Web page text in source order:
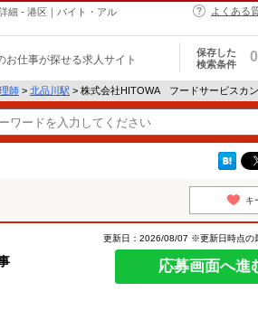
細 - 港区｜バイト・アル
よくある
お仕事が探せる求人サイト
保存した
検索条件
0
師 > 北品川駅 > 株式会社HITOWA フードサービスカ
キ
更新日：2026/08/07 ※更新日時点の
応募画面へ進